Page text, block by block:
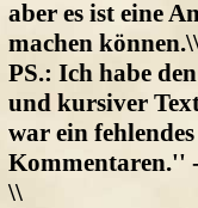
aber es ist eine
machen
PS.: Ich habe
und kursiver
war ein
Kommentaren.''
\\